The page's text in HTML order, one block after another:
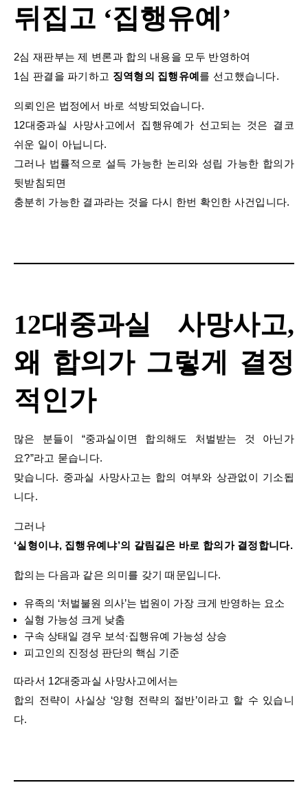
뒤집고 ‘집행유예’
2심 재판부는 제 변론과 합의 내용을 모두 반영하여
1심 판결을 파기하고 징역형의 집행유예를 선고했습니다.
의뢰인은 법정에서 바로 석방되었습니다.
12대중과실 사망사고에서 집행유예가 선고되는 것은 결코
쉬운 일이 아닙니다.
그러나 법률적으로 설득 가능한 논리와 성립 가능한 합의가
뒷받침되면
충분히 가능한 결과라는 것을 다시 한번 확인한 사건입니다.
12대중과실 사망사고,
왜 합의가 그렇게 결정
적인가
많은 분들이 “중과실이면 합의해도 처벌받는 것 아닌가
요?”라고 묻습니다.
맞습니다. 중과실 사망사고는 합의 여부와 상관없이 기소됩
니다.
그러나
‘실형이냐, 집행유예냐’의 갈림길은 바로 합의가 결정합니다.
합의는 다음과 같은 의미를 갖기 때문입니다.
유족의 ‘처벌불원 의사’는 법원이 가장 크게 반영하는 요소
실형 가능성 크게 낮춤
구속 상태일 경우 보석·집행유예 가능성 상승
피고인의 진정성 판단의 핵심 기준
따라서 12대중과실 사망사고에서는
합의 전략이 사실상 ‘양형 전략의 절반’이라고 할 수 있습니
다.